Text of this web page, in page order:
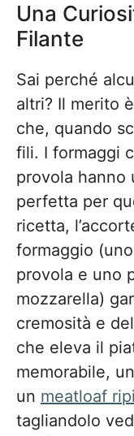
Una
Filante
Sai perché
altri? Il merito
che, quando
fili. I formaggi
provola hanno
perfetta per
ricetta,
formaggio
provola e uno
mozzarella)
cremosità e
che eleva il
memorabile,
un meatloaf
tagliandolo